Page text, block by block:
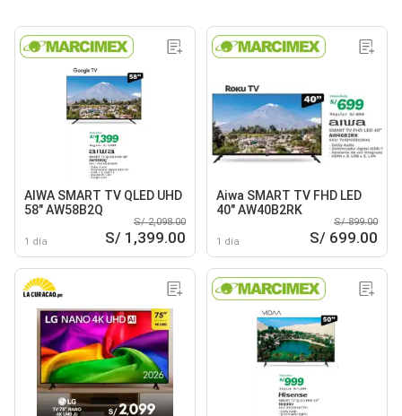
AIWA SMART TV QLED UHD
58" AW58B2Q
1 día
S/ 2,098.00
S/ 1,399.00
Aiwa SMART TV FHD LED
40" AW40B2RK
1 día
S/ 899.00
S/ 699.00